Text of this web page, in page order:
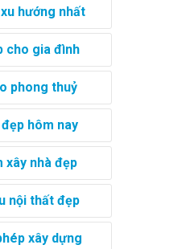
hướng nhất
cho gia đình
phong thuỷ
hôm nay
xây nhà đẹp
nội thất đẹp
xây dựng